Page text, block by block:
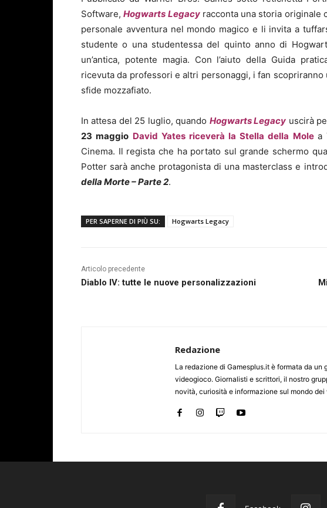
Software,Hogwarts Legacyracconta una storia originale
personale avventura nel mondo magico e li invita a
studente o una studentessa del quinto anno di
un’antica, potente magia. Con l’aiuto della Guida
ricevuta da professori e altri personaggi, i fan
sfide mozzafiato.
In attesa del 25 luglio, quando Hogwarts Legacy uscirà
23 maggio David Yates riceverà la Stella della Mole a
Cinema. Il regista che ha portato sul grande schermo
Potter sarà anche protagonista di una masterclass e
della Morte – Parte 2.
PER SAPERNE DI PIÙ SU: Hogwarts Legacy
Articolo precedente
Diablo IV: tutte le nuove personalizzazioni
Redazione
La redazione di Gamesplus.it è formata da un
videogioco. Giornalisti e scrittori, il nostro
novità, curiosità e informazione sul mondo